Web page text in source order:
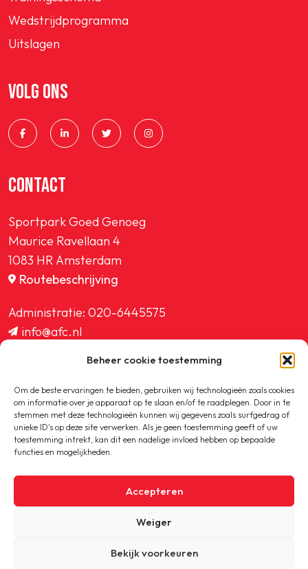
Beheer cookie toestemming
Om de beste ervaringen te bieden, gebruiken wij technologieën zoals cookies
om informatie over je apparaat op te slaan en/of te raadplegen. Door in te
stemmen met deze technologieën kunnen wij gegevens zoals surfgedrag of
unieke ID's op deze site verwerken. Als je geen toestemming geeft of uw
toestemming intrekt, kan dit een nadelige invloed hebben op bepaalde
functies en mogelijkheden.
Accepteren
Weiger
Bekijk voorkeuren
Wedstrijdprogramma
Uitslagen
VOLG ONS
CONTACT
Sportpark Goed Genoeg
Maurice Ravellaan 4
1083 HR Amsterdam
Routebeschrijving
Administratie: 020-6445575
info@afc.nl
ledenadministratie@afc.nl
Copyright © 2020-2026 AFC
Privacybeleid